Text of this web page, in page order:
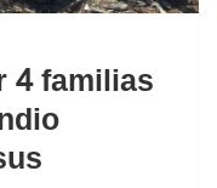
4 familias